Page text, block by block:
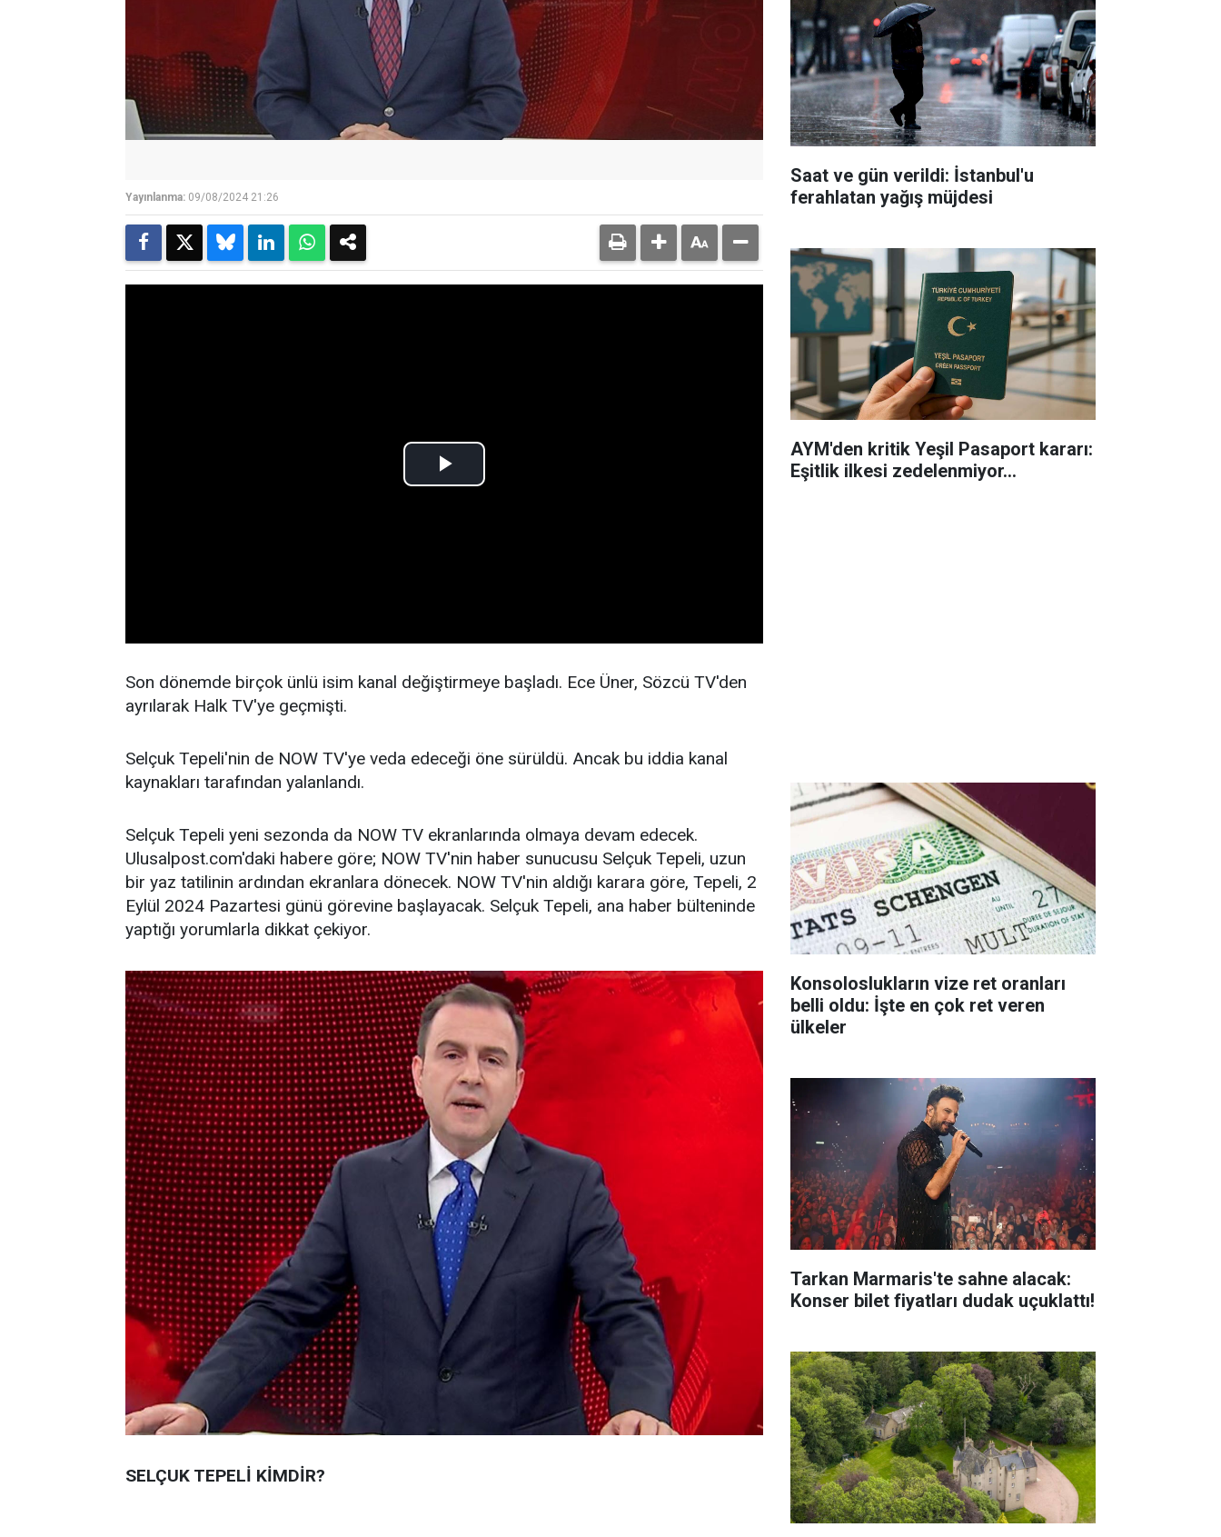
Yayınlanma: 09/08/2024 21:26
Son dönemde birçok ünlü isim kanal değiştirmeye başladı. Ece Üner, Sözcü TV'den
ayrılarak Halk TV'ye geçmişti.
Selçuk Tepeli'nin de NOW TV'ye veda edeceği öne sürüldü. Ancak bu iddia kanal
kaynakları tarafından yalanlandı.
Selçuk Tepeli yeni sezonda da NOW TV ekranlarında olmaya devam edecek.
Ulusalpost.com'daki habere göre; NOW TV'nin haber sunucusu Selçuk Tepeli, uzun
bir yaz tatilinin ardından ekranlara dönecek. NOW TV'nin aldığı karara göre, Tepeli, 2
Eylül 2024 Pazartesi günü görevine başlayacak. Selçuk Tepeli, ana haber bülteninde
yaptığı yorumlarla dikkat çekiyor.
SELÇUK TEPELİ KİMDİR?
Saat ve gün verildi: İstanbul'u
ferahlatan yağış müjdesi
AYM'den kritik Yeşil Pasaport kararı:
Eşitlik ilkesi zedelenmiyor...
Konsoloslukların vize ret oranları
belli oldu: İşte en çok ret veren
ülkeler
Tarkan Marmaris'te sahne alacak:
Konser bilet fiyatları dudak uçuklattı!